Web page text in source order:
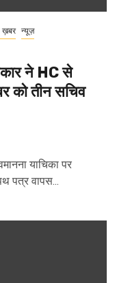
ख़बर न्यूज़
ने HC से
को तीन सचिव
याचिका पर
पत्र वापस...